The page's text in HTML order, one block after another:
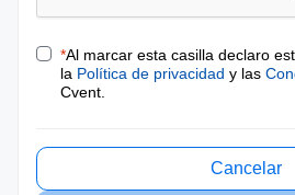
*Al marcar esta casilla declaro
la Política de privacidad y las
Cvent.
Cancelar